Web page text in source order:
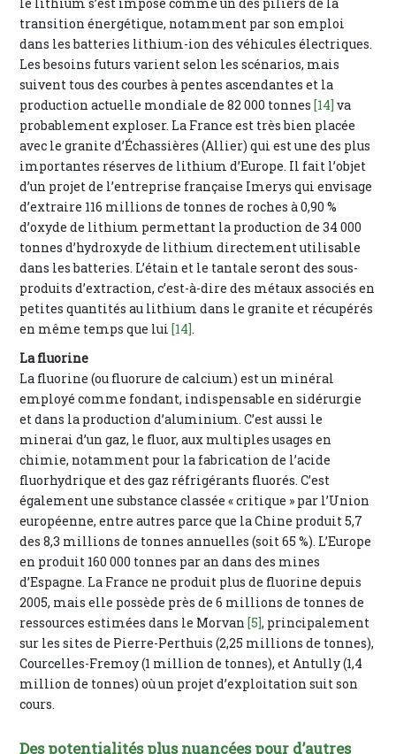
transition énergétique, notamment par son emploi
dans les batteries lithium-ion des véhicules électriques.
Les besoins futurs varient selon les scénarios, mais
suivent tous des courbes à pentes ascendantes et la
production actuelle mondiale de 82 000 tonnes[14] va
probablement exploser. La France est très bien placée
avec le granite d’Échassières (Allier) qui est une des plus
importantes réserves de lithium d’Europe. Il fait l’objet
d’un projet de l’entreprise française Imerys qui envisage
d’extraire 116 millions de tonnes de roches à 0,90 %
d’oxyde de lithium permettant la production de 34 000
tonnes d’hydroxyde de lithium directement utilisable
dans les batteries. L’étain et le tantale seront des sous-
produits d’extraction, c’est-à-dire des métaux associés en
petites quantités au lithium dans le granite et récupérés
en même temps que lui[14].
La fluorine
La fluorine (ou fluorure de calcium) est un minéral
employé comme fondant, indispensable en sidérurgie
et dans la production d’aluminium. C’est aussi le
minerai d’un gaz, le fluor, aux multiples usages en
chimie, notamment pour la fabrication de l’acide
fluorhydrique et des gaz réfrigérants fluorés. C’est
également une substance classée « critique » par l’Union
européenne, entre autres parce que la Chine produit 5,7
des 8,3 millions de tonnes annuelles (soit 65 %). L’Europe
en produit 160 000 tonnes par an dans des mines
d’Espagne. La France ne produit plus de fluorine depuis
2005, mais elle possède près de 6 millions de tonnes de
ressources estimées dans le Morvan[5], principalement
sur les sites de Pierre-Perthuis (2,25 millions de tonnes),
Courcelles-Fremoy (1 million de tonnes), et Antully (1,4
million de tonnes) où un projet d’exploitation suit son
cours.
Des potentialités plus nuancées pour d’autres